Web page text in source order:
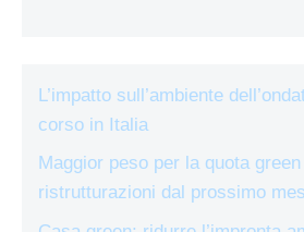
L’impatto sull’ambiente
corso in Italia
Maggior peso per la quota
ristrutturazioni dal prossimo